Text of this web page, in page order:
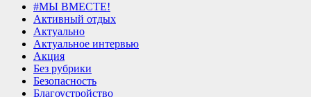
#МЫ ВМЕСТЕ!
Активный отдых
Актуально
Актуальное интервью
Акция
Без рубрики
Безопасность
Благоустройство